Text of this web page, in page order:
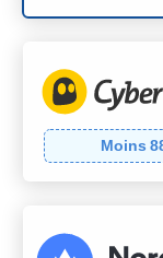
Moins